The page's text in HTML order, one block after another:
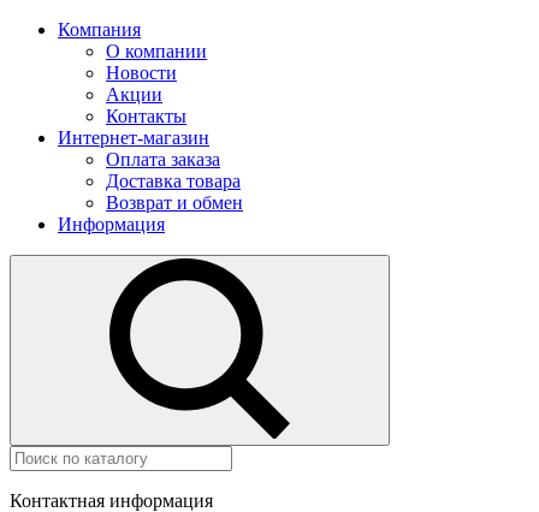
Компания
О компании
Новости
Акции
Контакты
Интернет-магазин
Оплата заказа
Доставка товара
Возврат и обмен
Информация
Контактная информация